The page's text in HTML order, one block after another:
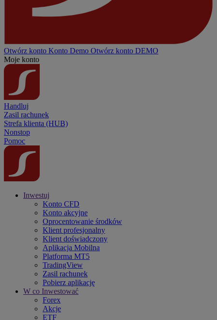
Otwórz konto Konto Demo Otwórz konto DEMO
Moje konto
Handluj
Zasil rachunek
Strefa klienta (HUB)
Nonstop
Pomoc
Inwestuj
Konto CFD
Konto akcyjne
Oprocentowanie środków
Klient profesjonalny
Klient doświadczony
Aplikacja Mobilna
Platforma MT5
TradingView
Zasil rachunek
Pobierz aplikację
W co Inwestować
Forex
Akcje
ETF